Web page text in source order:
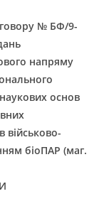
№ БФ/9-
напряму
основ
військово-
біоПАР (маг.